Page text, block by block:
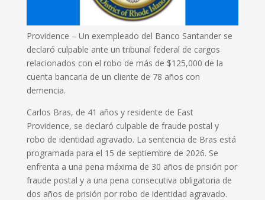
Providence – Un exempleado del Banco Santander se
declaró culpable ante un tribunal federal de cargos
relacionados con el robo de más de $125,000 de la
cuenta bancaria de un cliente de 78 años con
demencia.
Carlos Bras, de 41 años y residente de East
Providence, se declaró culpable de fraude postal y
robo de identidad agravado. La sentencia de Bras está
programada para el 15 de septiembre de 2026. Se
enfrenta a una pena máxima de 30 años de prisión por
fraude postal y a una pena consecutiva obligatoria de
dos años de prisión por robo de identidad agravado.